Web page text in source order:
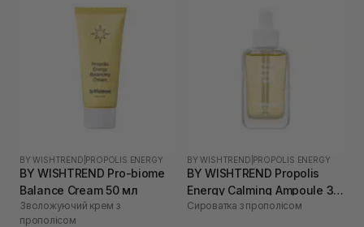
BY WISHTREND PROPOLIS ENERGY
BY WISHTREND Pro-biome
Balance Cream 50 мл
Зволожуючий крем з
прополісом
BY WISHTREND PROPOLIS ENERGY
BY WISHTREND Propolis
Energy Calming Ampoule 30
мл
Сироватка з прополісом